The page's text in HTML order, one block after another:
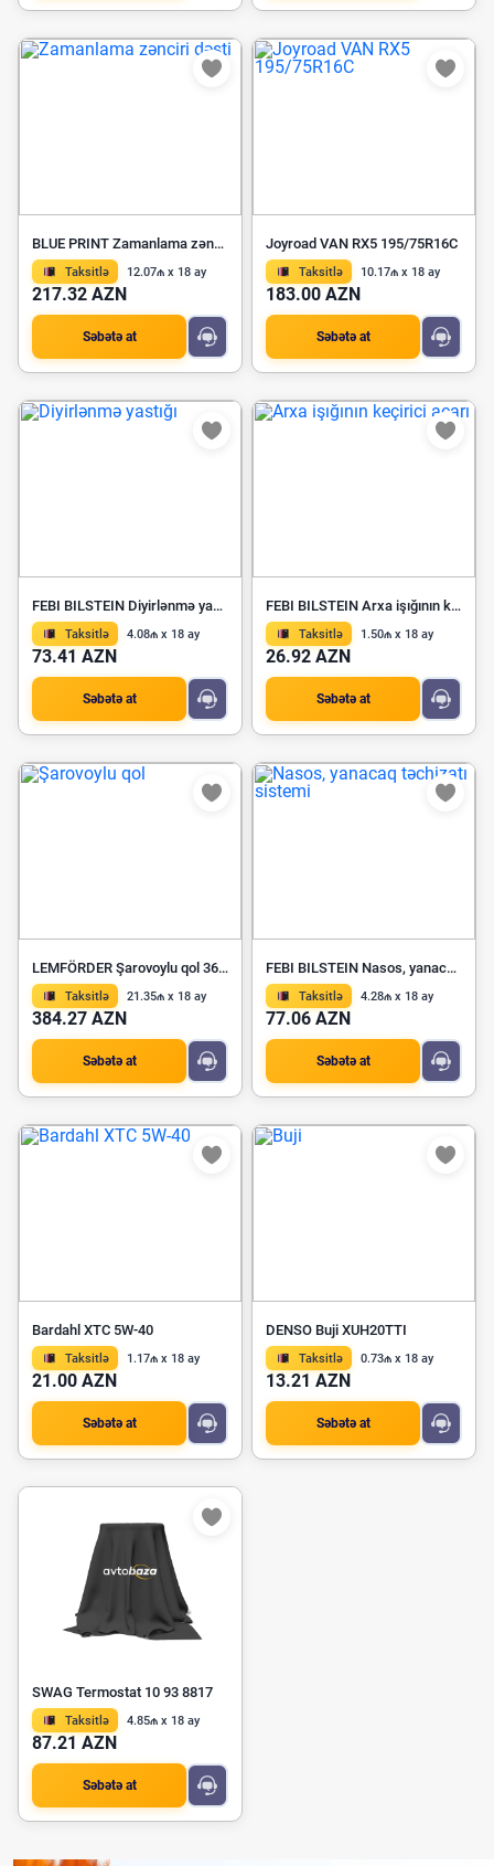
BLUE PRINT Zamanlama zənciri dəsti ADBP730083
Taksitlə 12.07₼ x 18 ay
217.32 AZN
Səbətə at
Joyroad VAN RX5 195/75R16C
Taksitlə 10.17₼ x 18 ay
183.00 AZN
Səbətə at
FEBI BILSTEIN Diyirlənmə yastığı 26005
Taksitlə 4.08₼ x 18 ay
73.41 AZN
Səbətə at
FEBI BILSTEIN Arxa işığının keçirici açarı 172286
Taksitlə 1.50₼ x 18 ay
26.92 AZN
Səbətə at
LEMFÖRDER Şarovoylu qol 36216 01
Taksitlə 21.35₼ x 18 ay
384.27 AZN
Səbətə at
FEBI BILSTEIN Nasos, yanacaq təchizatı sistemi 24488
Taksitlə 4.28₼ x 18 ay
77.06 AZN
Səbətə at
Bardahl XTC 5W-40
Taksitlə 1.17₼ x 18 ay
21.00 AZN
Səbətə at
DENSO Buji XUH20TTI
Taksitlə 0.73₼ x 18 ay
13.21 AZN
Səbətə at
SWAG Termostat 10 93 8817
Taksitlə 4.85₼ x 18 ay
87.21 AZN
Səbətə at